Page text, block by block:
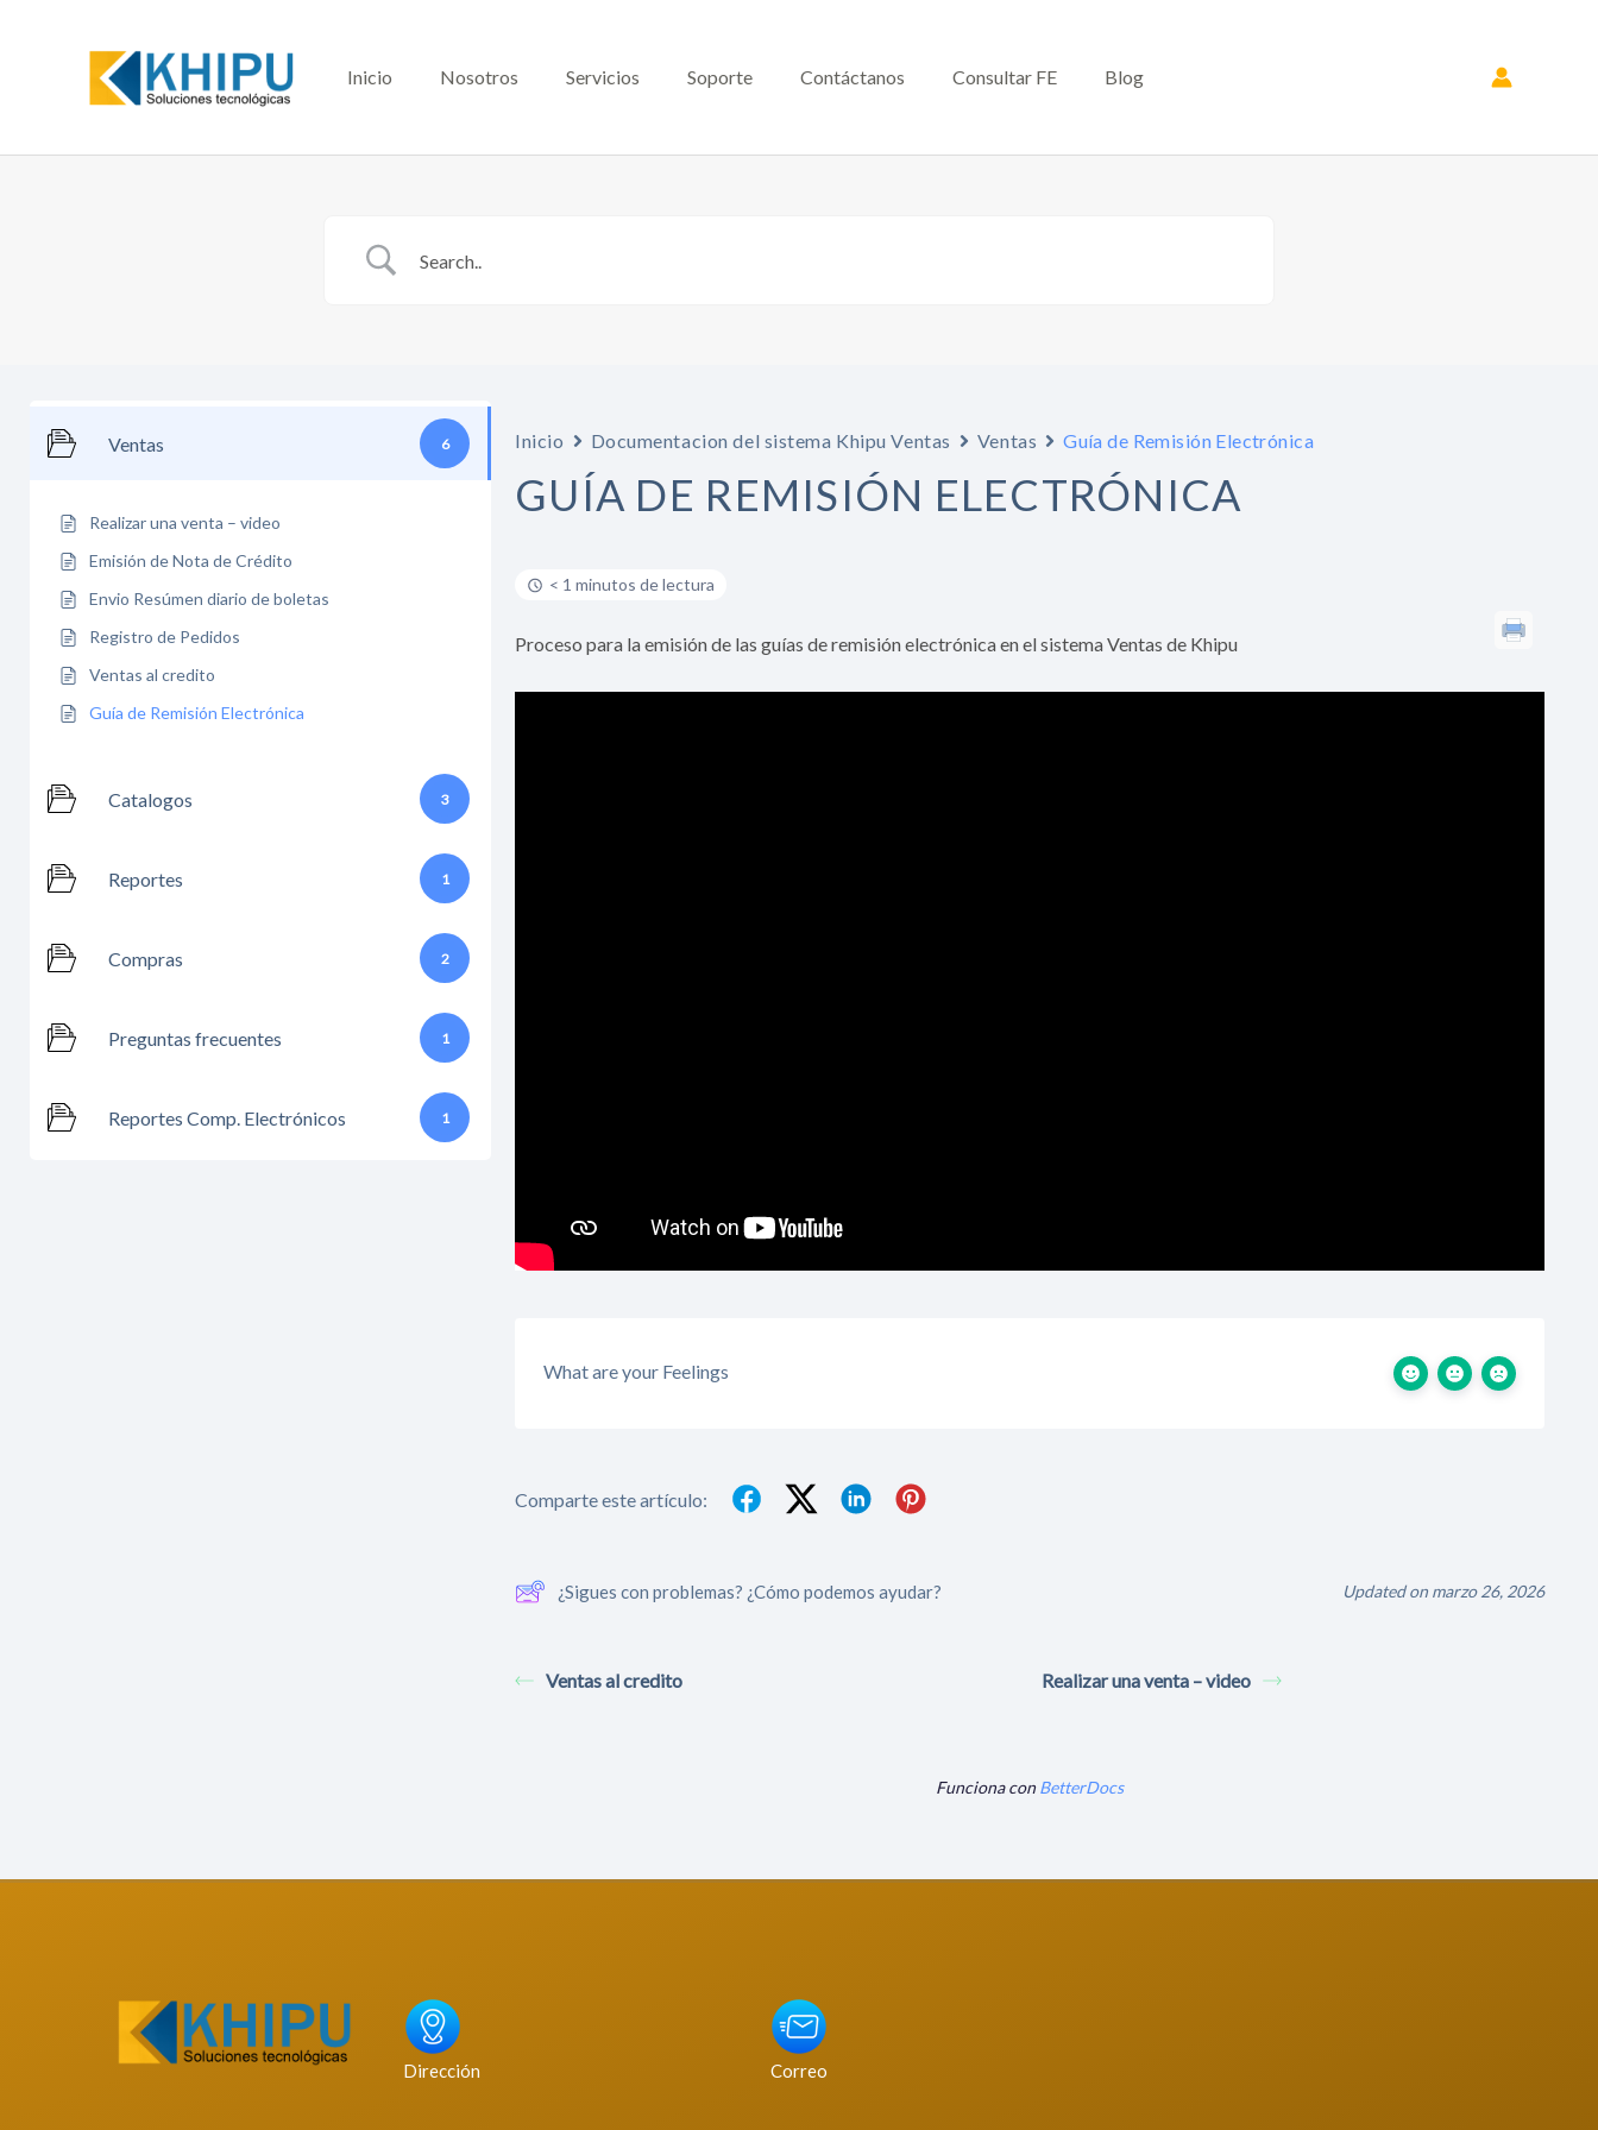
Inicio Nosotros Servicios Soporte Contáctanos Consultar FE Blog
Ventas 6
Realizar una venta – video
Emisión de Nota de Crédito
Envio Resúmen diario de boletas
Registro de Pedidos
Ventas al credito
Guía de Remisión Electrónica
Catalogos 3
Reportes 1
Compras 2
Preguntas frecuentes 1
Reportes Comp. Electrónicos 1
Inicio Documentacion del sistema Khipu Ventas Ventas Guía de Remisión Electrónica
GUÍA DE REMISIÓN ELECTRÓNICA
< 1 minutos de lectura
Proceso para la emisión de las guías de remisión electrónica en el sistema Ventas de Khipu
What are your Feelings
Comparte este artículo:
¿Sigues con problemas? ¿Cómo podemos ayudar? Updated on marzo 26, 2026
Ventas al credito Realizar una venta – video
Funciona conBetterDocs
Dirección Correo